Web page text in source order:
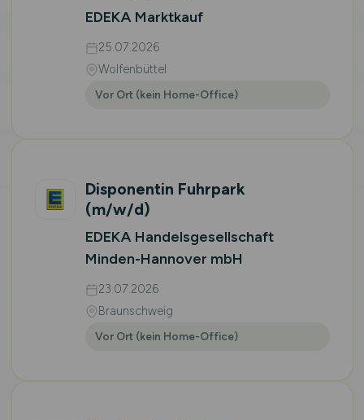
EDEKA Marktkauf
25.07.2026
Wolfenbüttel
Vor Ort (kein Home-Office)
Disponentin Fuhrpark
(m/w/d)
EDEKA Handelsgesellschaft
Minden-Hannover mbH
23.07.2026
Braunschweig
Vor Ort (kein Home-Office)